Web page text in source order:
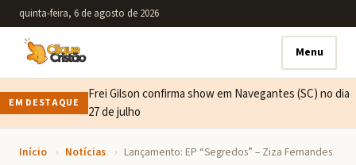
quinta-feira, 6 de agosto de 2026
Menu
EM DESTAQUE
Frei Gilson confirma show em Navegantes (SC) no dia
27 de julho
Início › Notícias › Lançamento: EP “Segredos” – Ziza Fernandes